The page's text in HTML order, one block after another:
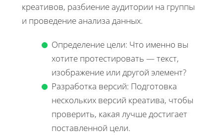
креативов, разбиение аудитории на группы
и проведение анализа данных.
Определение цели: Что именно вы
хотите протестировать — текст,
изображение или другой элемент?
Разработка версий: Подготовка
нескольких версий креатива, чтобы
проверить, какая лучше достигает
поставленной цели.